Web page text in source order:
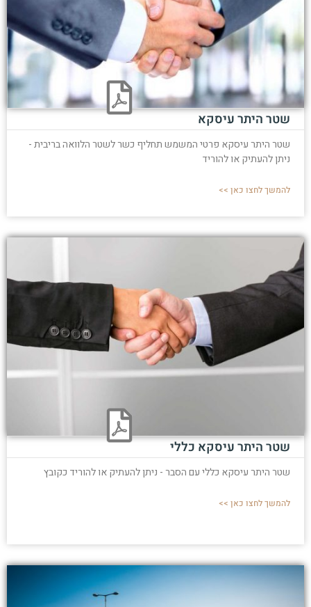
שטר היתר עיסקא
שטר היתר עיסקא פרטי המשמש תחליף כשר לשטר הלוואה בריבית -
ניתן להעתיק או להוריד
להמשך לחצו כאן >>
שטר היתר עיסקא כללי
שטר היתר עיסקא כללי עם הסבר - ניתן להעתיק או להוריד כקובץ
להמשך לחצו כאן >>